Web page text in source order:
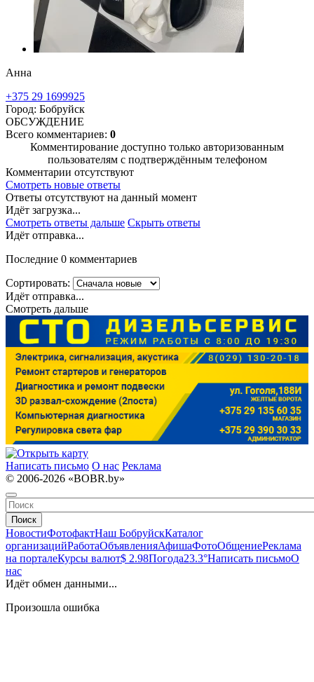
Анна
+375 29 1699925
Город: Бобруйск
ОБСУЖДЕНИЕ
Всего комментариев: 0
Комментирование доступно только авторизованным
пользователям с подтверждённым телефоном
Комментарии отсутствуют
Смотреть новые ответы
Ответы отсутствуют на данный момент
Идёт загрузка...
Смотреть ответы дальше Скрыть ответы
Идёт отправка...
Последние 0 комментариев
Сортировать:
Идёт отправка...
Смотреть дальше
Написать письмо О нас Реклама
© 2006-2026 «BOBR.by»
Поиск
НовостиФотофактНаш БобруйскКаталог
организацийРаботаОбъявленияАфишаФотоОбщениеРеклама
на порталеКурсы валют$ 2.98Погода23.3°Написать письмоО
нас
Идёт обмен данными...
Произошла ошибка